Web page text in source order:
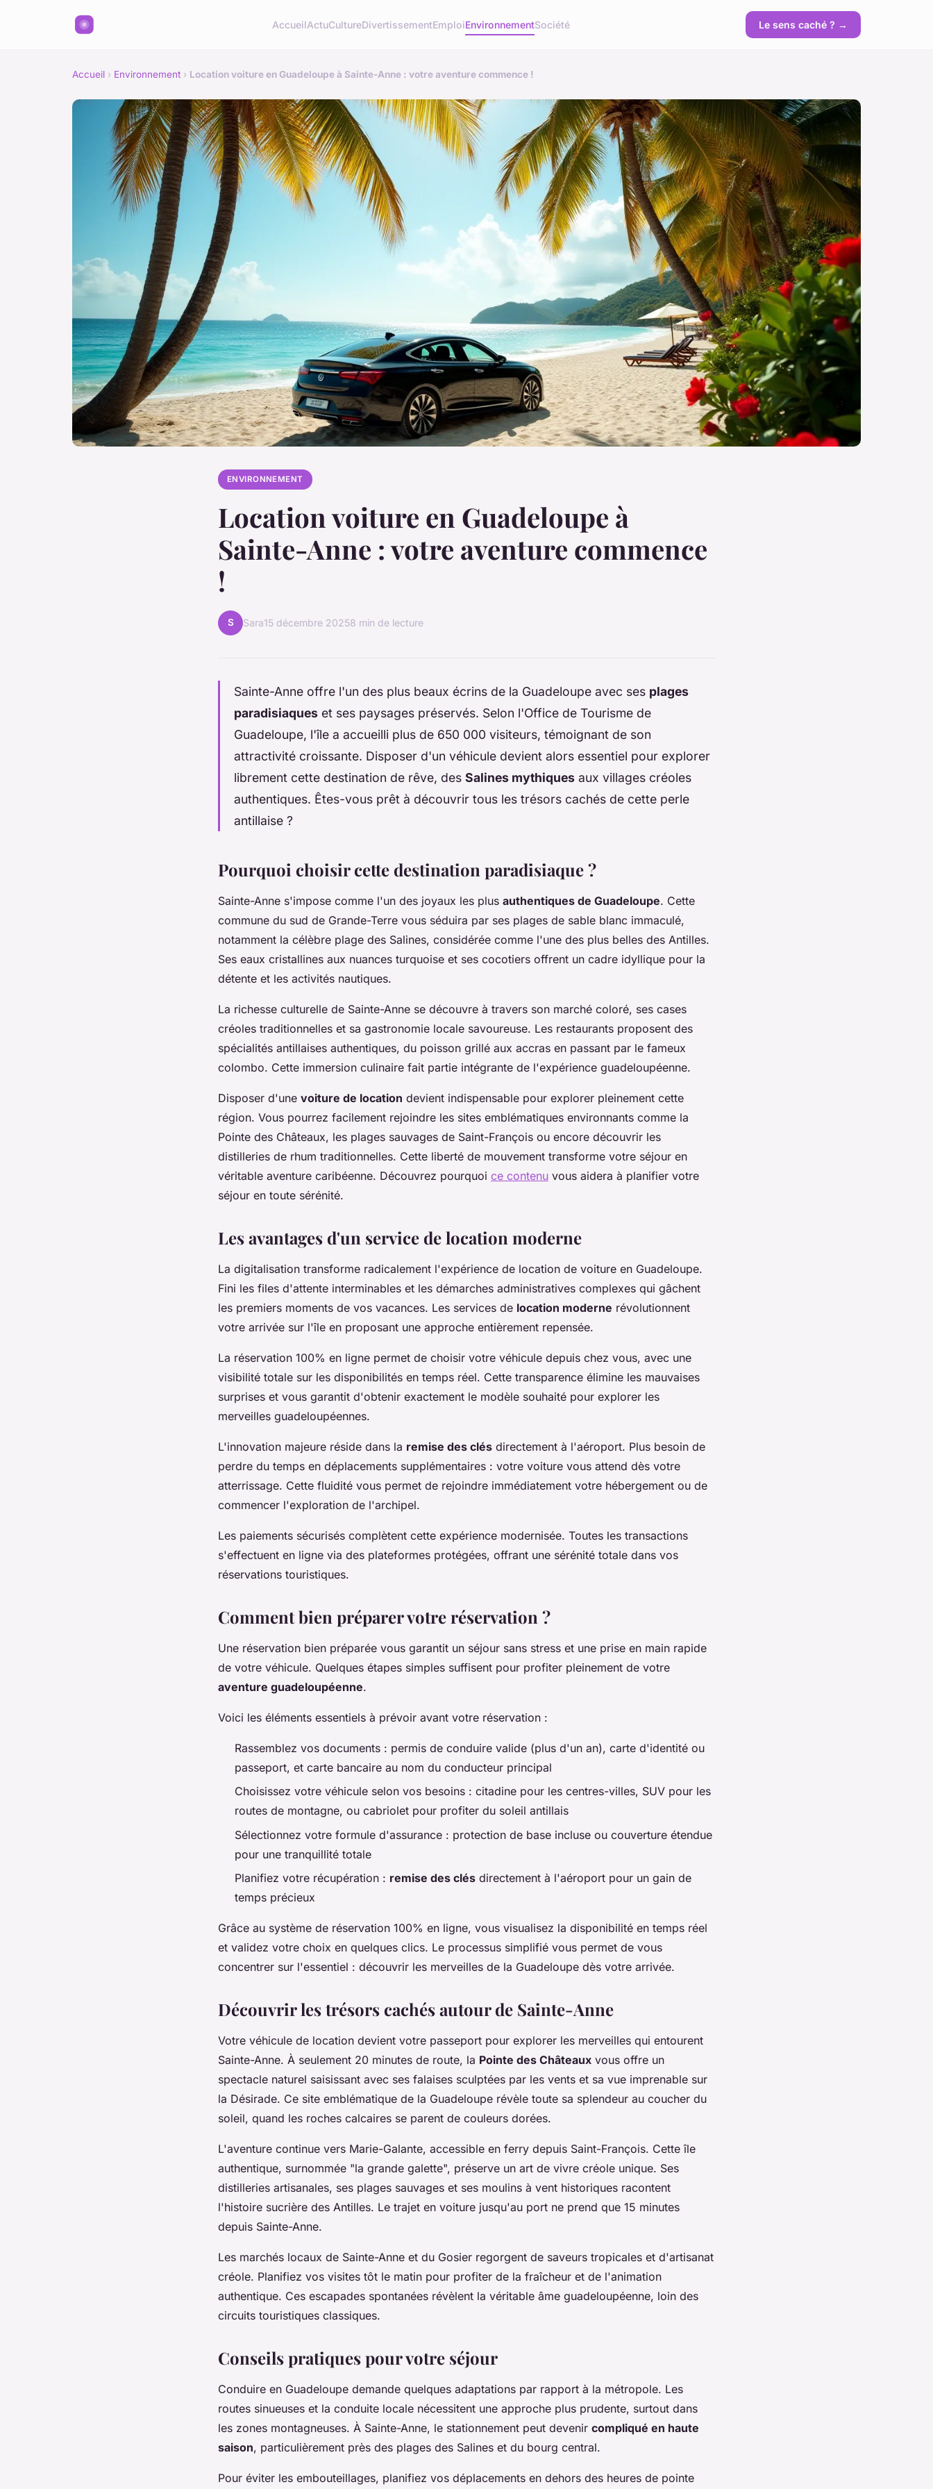
AccueilActuCultureDivertissementEmploiEnvironnementSociété Le sens caché ? →
Accueil › Environnement › Location voiture en Guadeloupe à Sainte-Anne : votre aventure commence !
ENVIRONNEMENT
Location voiture en Guadeloupe à
Sainte-Anne : votre aventure commence
!
S Sara15 décembre 20258 min de lecture
Sainte-Anne offre l'un des plus beaux écrins de la Guadeloupe avec ses plages
paradisiaques et ses paysages préservés. Selon l'Office de Tourisme de
Guadeloupe, l'île a accueilli plus de 650 000 visiteurs, témoignant de son
attractivité croissante. Disposer d'un véhicule devient alors essentiel pour explorer
librement cette destination de rêve, des Salines mythiques aux villages créoles
authentiques. Êtes-vous prêt à découvrir tous les trésors cachés de cette perle
antillaise ?
Pourquoi choisir cette destination paradisiaque ?
Sainte-Anne s'impose comme l'un des joyaux les plus authentiques de Guadeloupe. Cette
commune du sud de Grande-Terre vous séduira par ses plages de sable blanc immaculé,
notamment la célèbre plage des Salines, considérée comme l'une des plus belles des Antilles.
Ses eaux cristallines aux nuances turquoise et ses cocotiers offrent un cadre idyllique pour la
détente et les activités nautiques.
La richesse culturelle de Sainte-Anne se découvre à travers son marché coloré, ses cases
créoles traditionnelles et sa gastronomie locale savoureuse. Les restaurants proposent des
spécialités antillaises authentiques, du poisson grillé aux accras en passant par le fameux
colombo. Cette immersion culinaire fait partie intégrante de l'expérience guadeloupéenne.
Disposer d'une voiture de location devient indispensable pour explorer pleinement cette
région. Vous pourrez facilement rejoindre les sites emblématiques environnants comme la
Pointe des Châteaux, les plages sauvages de Saint-François ou encore découvrir les
distilleries de rhum traditionnelles. Cette liberté de mouvement transforme votre séjour en
véritable aventure caribéenne. Découvrez pourquoi ce contenu vous aidera à planifier votre
séjour en toute sérénité.
Les avantages d'un service de location moderne
La digitalisation transforme radicalement l'expérience de location de voiture en Guadeloupe.
Fini les files d'attente interminables et les démarches administratives complexes qui gâchent
les premiers moments de vos vacances. Les services de location moderne révolutionnent
votre arrivée sur l'île en proposant une approche entièrement repensée.
La réservation 100% en ligne permet de choisir votre véhicule depuis chez vous, avec une
visibilité totale sur les disponibilités en temps réel. Cette transparence élimine les mauvaises
surprises et vous garantit d'obtenir exactement le modèle souhaité pour explorer les
merveilles guadeloupéennes.
L'innovation majeure réside dans la remise des clés directement à l'aéroport. Plus besoin de
perdre du temps en déplacements supplémentaires : votre voiture vous attend dès votre
atterrissage. Cette fluidité vous permet de rejoindre immédiatement votre hébergement ou de
commencer l'exploration de l'archipel.
Les paiements sécurisés complètent cette expérience modernisée. Toutes les transactions
s'effectuent en ligne via des plateformes protégées, offrant une sérénité totale dans vos
réservations touristiques.
Comment bien préparer votre réservation ?
Une réservation bien préparée vous garantit un séjour sans stress et une prise en main rapide
de votre véhicule. Quelques étapes simples suffisent pour profiter pleinement de votre
aventure guadeloupéenne.
Voici les éléments essentiels à prévoir avant votre réservation :
Rassemblez vos documents : permis de conduire valide (plus d'un an), carte d'identité ou
passeport, et carte bancaire au nom du conducteur principal
Choisissez votre véhicule selon vos besoins : citadine pour les centres-villes, SUV pour les
routes de montagne, ou cabriolet pour profiter du soleil antillais
Sélectionnez votre formule d'assurance : protection de base incluse ou couverture étendue
pour une tranquillité totale
Planifiez votre récupération : remise des clés directement à l'aéroport pour un gain de
temps précieux
Grâce au système de réservation 100% en ligne, vous visualisez la disponibilité en temps réel
et validez votre choix en quelques clics. Le processus simplifié vous permet de vous
concentrer sur l'essentiel : découvrir les merveilles de la Guadeloupe dès votre arrivée.
Découvrir les trésors cachés autour de Sainte-Anne
Votre véhicule de location devient votre passeport pour explorer les merveilles qui entourent
Sainte-Anne. À seulement 20 minutes de route, la Pointe des Châteaux vous offre un
spectacle naturel saisissant avec ses falaises sculptées par les vents et sa vue imprenable sur
la Désirade. Ce site emblématique de la Guadeloupe révèle toute sa splendeur au coucher du
soleil, quand les roches calcaires se parent de couleurs dorées.
L'aventure continue vers Marie-Galante, accessible en ferry depuis Saint-François. Cette île
authentique, surnommée "la grande galette", préserve un art de vivre créole unique. Ses
distilleries artisanales, ses plages sauvages et ses moulins à vent historiques racontent
l'histoire sucrière des Antilles. Le trajet en voiture jusqu'au port ne prend que 15 minutes
depuis Sainte-Anne.
Les marchés locaux de Sainte-Anne et du Gosier regorgent de saveurs tropicales et d'artisanat
créole. Planifiez vos visites tôt le matin pour profiter de la fraîcheur et de l'animation
authentique. Ces escapades spontanées révèlent la véritable âme guadeloupéenne, loin des
circuits touristiques classiques.
Conseils pratiques pour votre séjour
Conduire en Guadeloupe demande quelques adaptations par rapport à la métropole. Les
routes sinueuses et la conduite locale nécessitent une approche plus prudente, surtout dans
les zones montagneuses. À Sainte-Anne, le stationnement peut devenir compliqué en haute
saison, particulièrement près des plages des Salines et du bourg central.
Pour éviter les embouteillages, planifiez vos déplacements en dehors des heures de pointe